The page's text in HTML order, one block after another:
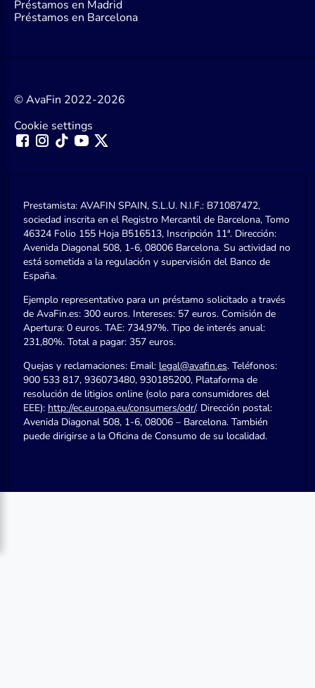
Préstamos en Madrid
Préstamos en Barcelona
© AvaFin 2022-2026
Cookie settings
Prestamista: AVAFIN SPAIN, S.L.U. N.I.F.: B71087472,
sociedad inscrita en el Registro Mercantil de Barcelona, Tomo
46324 Folio 155 Hoja B516513, Inscripción 11ª. Dirección:
Avenida Diagonal 508, 1-6, 08006 Barcelona. Su actividad no
está sometida a la regulación y supervisión del Banco de
España.
Ejemplo representativo para un préstamo solicitado a través
de AvaFin.es: 300 euros. Intereses: 57 euros. Comisión de
Apertura: 0 euros. TAE: 734,97%. Tipo de interés anual:
231,80%. Total a pagar: 357 euros.
Quejas y reclamaciones: Email: legal@avafin.es. Teléfonos:
900 533 817, 936073480, 930185200, Plataforma de
resolución de litigios online (solo para consumidores del
EEE): http://ec.europa.eu/consumers/odr/. Dirección postal:
Avenida Diagonal 508, 1-6, 08006 – Barcelona. También
puede dirigirse a la Oficina de Consumo de su localidad.